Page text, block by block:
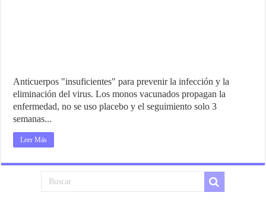
Anticuerpos "insuficientes" para prevenir la infección y la
eliminación del virus. Los monos vacunados propagan la
enfermedad, no se uso placebo y el seguimiento solo 3
semanas...
Leer Más